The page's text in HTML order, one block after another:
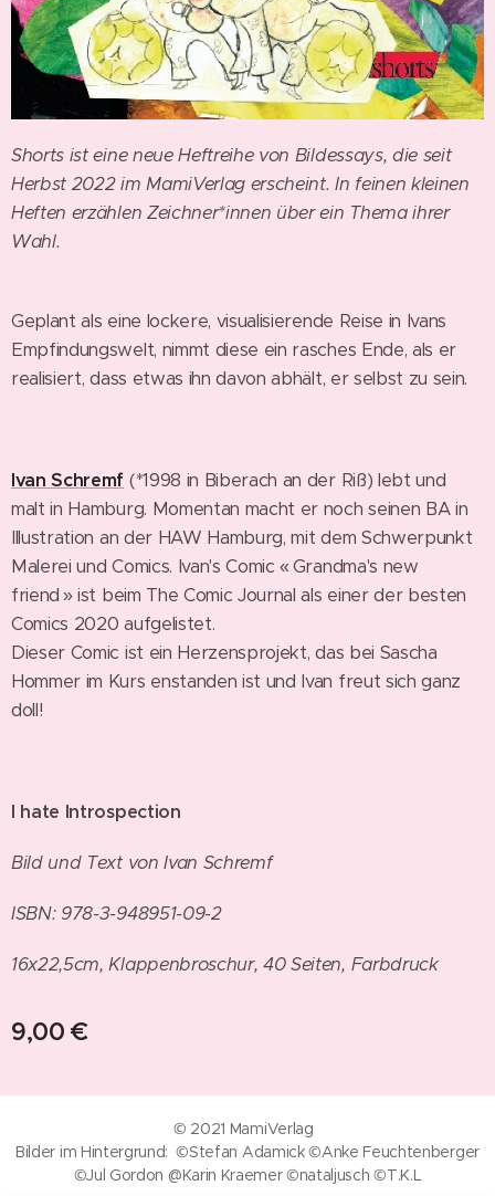
Shorts ist eine neue Heftreihe von Bildessays, die seit
Herbst 2022 im MamiVerlag erscheint. In feinen kleinen
Heften erzählen Zeichner*innen über ein Thema ihrer
Wahl.
Geplant als eine lockere, visualisierende Reise in Ivans
Empfindungswelt, nimmt diese ein rasches Ende, als er
realisiert, dass etwas ihn davon abhält, er selbst zu sein.
Ivan Schremf (*1998 in Biberach an der Riß) lebt und
malt in Hamburg. Momentan macht er noch seinen BA in
Illustration an der HAW Hamburg, mit dem Schwerpunkt
Malerei und Comics. Ivan's Comic « Grandma's new
friend » ist beim The Comic Journal als einer der besten
Comics 2020 aufgelistet.
Dieser Comic ist ein Herzensprojekt, das bei Sascha
Hommer im Kurs enstanden ist und Ivan freut sich ganz
doll!
I hate Introspection
Bild und Text von Ivan Schremf
ISBN: 978-3-948951-09-2
16x22,5cm, Klappenbroschur, 40 Seiten, Farbdruck
9,00 €
© 2021 MamiVerlag
Bilder im Hintergrund: ©Stefan Adamick ©Anke Feuchtenberger
©Jul Gordon @Karin Kraemer ©nataljusch ©T.K.L